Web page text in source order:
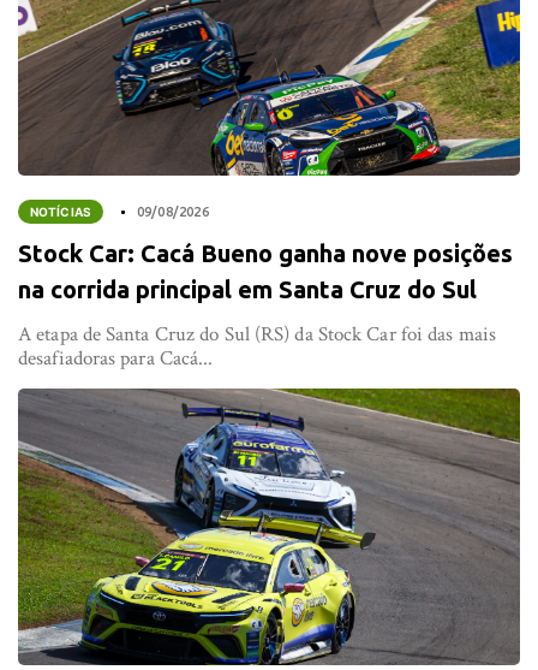
NOTÍCIAS 09/08/2026
Stock Car: Cacá Bueno ganha nove posições
na corrida principal em Santa Cruz do Sul
A etapa de Santa Cruz do Sul (RS) da Stock Car foi das mais
desafiadoras para Cacá...